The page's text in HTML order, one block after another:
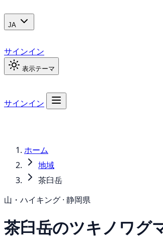
JA
サインイン
表示テーマ
サインイン
ホーム
地域
茶臼岳
山・ハイキング · 静岡県
茶臼岳のツキノワグ